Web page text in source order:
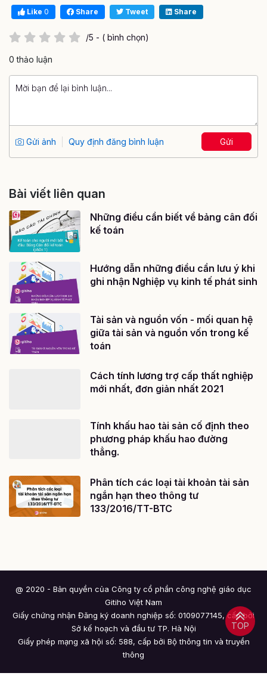
Like 0 Share Tweet Share
/5 - ( bình chọn)
0 thảo luận
Gửi ảnh Quy định đăng bình luận Gửi
Bài viết liên quan
Những điều cần biết về bảng cân đối
kế toán
Hướng dẫn những điều cần lưu ý khi
ghi nhận Nghiệp vụ kinh tế phát sinh
Tài sản và nguồn vốn - mối quan hệ
giữa tài sản và nguồn vốn trong kế
toán
Cách tính lương trợ cấp thất nghiệp
mới nhất, đơn giản nhất 2021
Tính khấu hao tài sản cố định theo
phương pháp khấu hao đường
thẳng.
Phân tích các loại tài khoản tài sản
ngắn hạn theo thông tư
133/2016/TT-BTC
TOP
@ 2020 - Bản quyền của Công ty cổ phần công nghệ giáo dục
Gitiho Việt Nam
Giấy chứng nhận Đăng ký doanh nghiệp số: 0109077145, cấp bởi
Sở kế hoạch và đầu tư TP. Hà Nội
Giấy phép mạng xã hội số: 588, cấp bởi Bộ thông tin và truyền
thông